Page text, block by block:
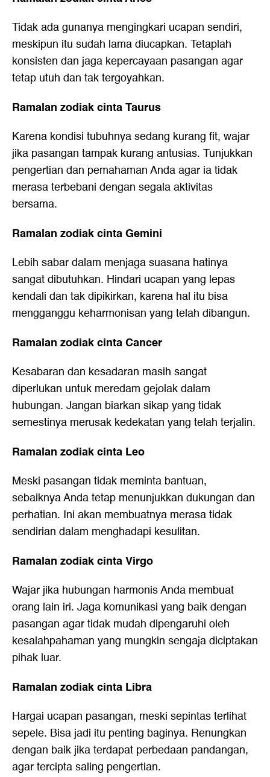
Tidak ada gunanya mengingkari ucapan sendiri,
meskipun itu sudah lama diucapkan. Tetaplah
konsisten dan jaga kepercayaan pasangan agar
tetap utuh dan tak tergoyahkan.
Ramalan zodiak cinta Taurus
Karena kondisi tubuhnya sedang kurang fit, wajar
jika pasangan tampak kurang antusias. Tunjukkan
pengertian dan pemahaman Anda agar ia tidak
merasa terbebani dengan segala aktivitas
bersama.
Ramalan zodiak cinta Gemini
Lebih sabar dalam menjaga suasana hatinya
sangat dibutuhkan. Hindari ucapan yang lepas
kendali dan tak dipikirkan, karena hal itu bisa
mengganggu keharmonisan yang telah dibangun.
Ramalan zodiak cinta Cancer
Kesabaran dan kesadaran masih sangat
diperlukan untuk meredam gejolak dalam
hubungan. Jangan biarkan sikap yang tidak
semestinya merusak kedekatan yang telah terjalin.
Ramalan zodiak cinta Leo
Meski pasangan tidak meminta bantuan,
sebaiknya Anda tetap menunjukkan dukungan dan
perhatian. Ini akan membuatnya merasa tidak
sendirian dalam menghadapi kesulitan.
Ramalan zodiak cinta Virgo
Wajar jika hubungan harmonis Anda membuat
orang lain iri. Jaga komunikasi yang baik dengan
pasangan agar tidak mudah dipengaruhi oleh
kesalahpahaman yang mungkin sengaja diciptakan
pihak luar.
Ramalan zodiak cinta Libra
Hargai ucapan pasangan, meski sepintas terlihat
sepele. Bisa jadi itu penting baginya. Renungkan
dengan baik jika terdapat perbedaan pandangan,
agar tercipta saling pengertian.